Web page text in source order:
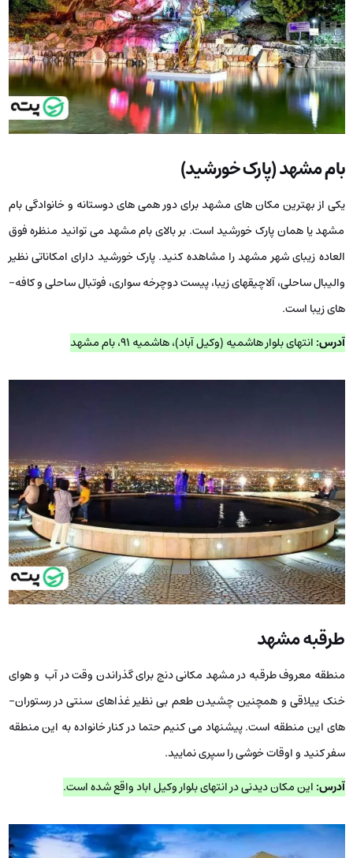
بام مشهد (پارک خورشید)
یکی از بهترین مکان­ های مشهد برای دور همی­ های دوستانه و خانوادگی بام
مشهد یا همان پارک خورشید است. بر بالای بام مشهد می­ توانید منظره فوق
العاده زیبای شهر مشهد را مشاهده کنید. پارک خورشید دارای امکاناتی نظیر
والیبال ساحلی، آلاچیق­های زیبا، پیست دوچرخه سواری، فوتبال ساحلی و کافه­
های زیبا است.
آدرس: انتهای بلوار هاشمیه (وکیل آباد)، هاشمیه ۹۱، بام مشهد
طرقبه مشهد
منطقه معروف طرقبه در مشهد مکانی دنج برای گذراندن وقت در آب و هوای
خنک ییلاقی و همچنین چشیدن طعم بی نظیر غذاهای سنتی در رستوران­
های این منطقه است. پیشنهاد می­ کنیم حتما در کنار خانواده به این منطقه
سفر کنید و اوقات خوشی را سپری نمایید.
آدرس: این مکان دیدنی در انتهای بلوار وکیل اباد واقع شده است.